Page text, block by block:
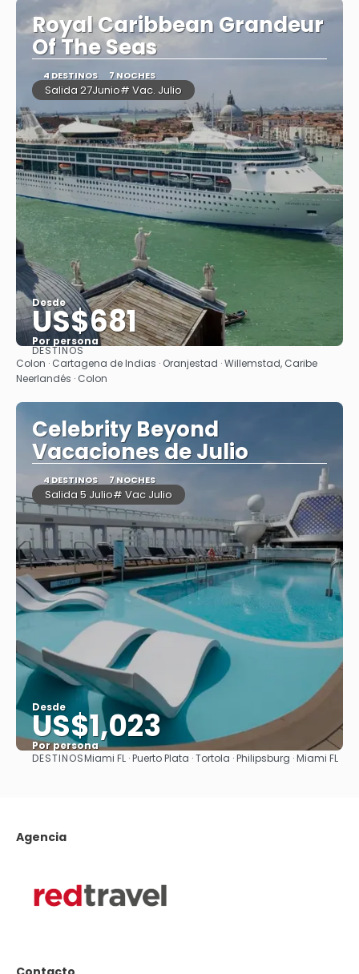
Royal Caribbean Grandeur
Of The Seas
4 DESTINOS 7 NOCHES
Salida 27Junio# Vac. Julio
Desde
US$681
Por persona
Ver
DESTINOS
Colon · Cartagena de Indias · Oranjestad · Willemstad, Caribe
Neerlandés · Colon
Celebrity Beyond
Vacaciones de Julio
4 DESTINOS 7 NOCHES
Salida 5 Julio# Vac Julio
Desde
US$1,023
Por persona
Ver
DESTINOSMiami FL · Puerto Plata · Tortola · Philipsburg · Miami FL
Agencia